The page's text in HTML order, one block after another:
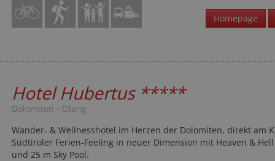
Homepage
Hotel Hubertus *****
Dolomiten - Olang
Wander- & Wellnesshotel im Herzen der Dolomiten, direkt am
Südtiroler Ferien-Feeling in neuer Dimension mit Heaven & Hell
und 25 m Sky Pool.